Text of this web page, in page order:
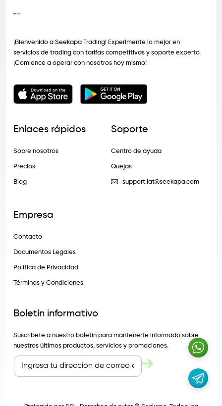
¡Bienvenido a Seekapa Trading! Experimente lo mejor en
servicios de trading con tarifas competitivas y soporte experto.
¡Comience a operar con nosotros hoy mismo!
Enlaces rápidos
Sobre nosotros
Precios
Blog
Soporte
Centro de ayuda
Quejas
support.lat@seekapa.com
Empresa
Contacto
Documentos Legales
Política de Privacidad
Términos y Condiciones
Boletín informativo
Suscríbete a nuestro boletín para mantenerte informado sobre
nuestros últimos productos, servicios y promociones.